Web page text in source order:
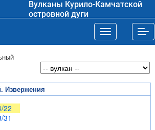
Вулканы Курило-Камчатской
островной дуги
Toggle
Извержения
22
31